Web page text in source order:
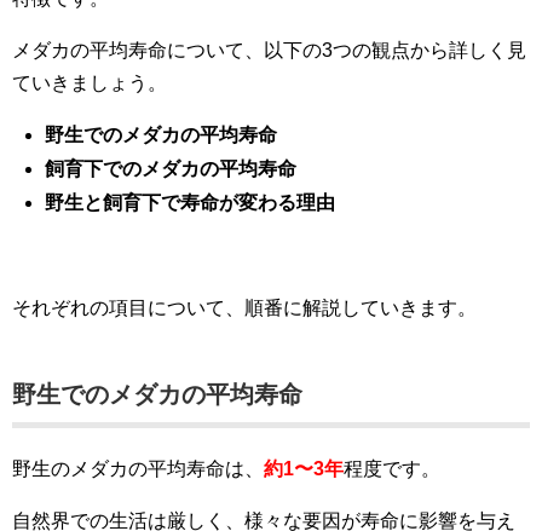
メダカの平均寿命について、以下の3つの観点から詳しく見
ていきましょう。
野生でのメダカの平均寿命
飼育下でのメダカの平均寿命
野生と飼育下で寿命が変わる理由
それぞれの項目について、順番に解説していきます。
野生でのメダカの平均寿命
野生のメダカの平均寿命は、 約1〜3年程度です。
自然界での生活は厳しく、様々な要因が寿命に影響を与え